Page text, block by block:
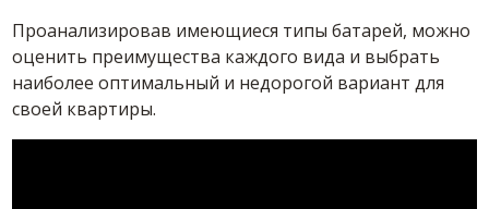
Проанализировав имеющиеся типы батарей, можно
оценить преимущества каждого вида и выбрать
наиболее оптимальный и недорогой вариант для
своей квартиры.